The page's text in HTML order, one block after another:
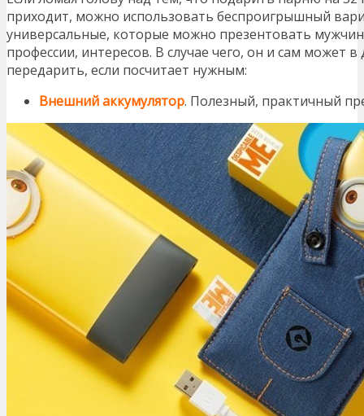
приходит, можно использовать беспроигрышный
универсальные, которые можно презентовать
профессии, интересов. В случае чего, он и сам может
передарить, если посчитает нужным:
Внешний аккумулятор. Полезный, практичный